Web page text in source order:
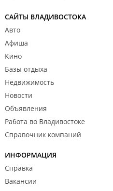
САЙТЫ ВЛАДИВОСТОКА
Авто
Афиша
Кино
Базы отдыха
Недвижимость
Новости
Объявления
Работа во Владивостоке
Справочник компаний
ИНФОРМАЦИЯ
Справка
Вакансии